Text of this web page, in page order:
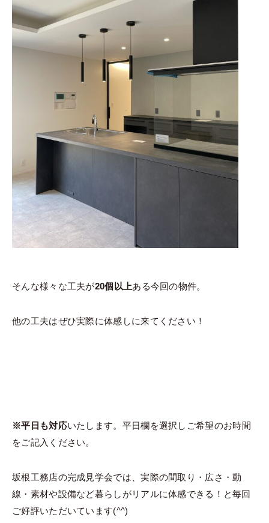
そんな様々な工夫が20個以上ある今回の物件。
他の工夫はぜひ実際に体感しに来てください！
※平日も対応いたします。平日欄を選択しご希望のお時間
をご記入ください。
坂根工務店の完成見学会では、実際の間取り・広さ・動
線・素材や設備など暮らしがリアルに体感できる！と毎回
ご好評いただいています(^^)